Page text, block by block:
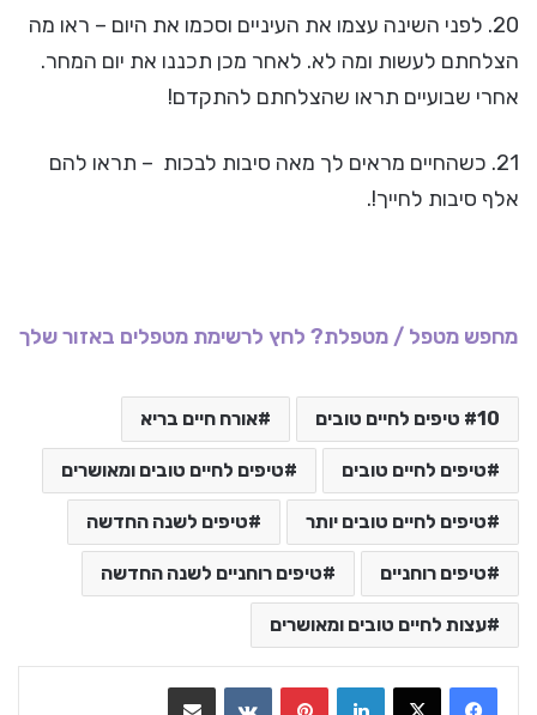
20. לפני השינה עצמו את העיניים וסכמו את היום – ראו מה
הצלחתם לעשות ומה לא. לאחר מכן תכננו את יום המחר.
אחרי שבועיים תראו שהצלחתם להתקדם!
21. כשהחיים מראים לך מאה סיבות לבכות – תראו להם
אלף סיבות לחייך!.
מחפש מטפל / מטפלת? לחץ לרשימת מטפלים באזור שלך
10 טיפים לחיים טובים אורח חיים בריא
טיפים לחיים טובים טיפים לחיים טובים ומאושרים
טיפים לחיים טובים יותר טיפים לשנה החדשה
טיפים רוחניים טיפים רוחניים לשנה החדשה
עצות לחיים טובים ומאושרים
LinkedIn
VKontakte